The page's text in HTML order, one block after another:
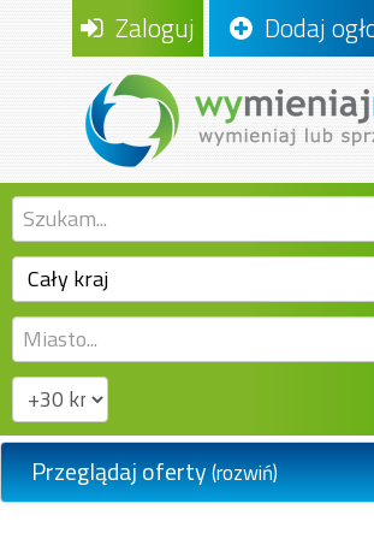
Zaloguj Dodaj
Przeglądaj oferty(rozwiń)